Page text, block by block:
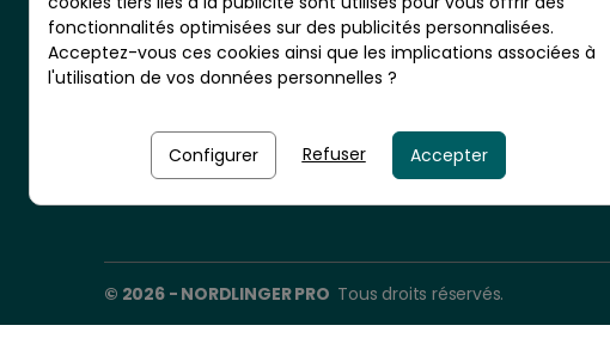
CS 20001 - RN10 - VIGNOLLES
16300 BARBEZIEUX - France
© 2026 - NORDLINGER PRO Tous droits réservés.
fonctionnalités optimisées sur des publicités personnalisées.
Acceptez-vous ces cookies ainsi que les implications associées à
l'utilisation de vos données personnelles ?
Configurer Refuser Accepter